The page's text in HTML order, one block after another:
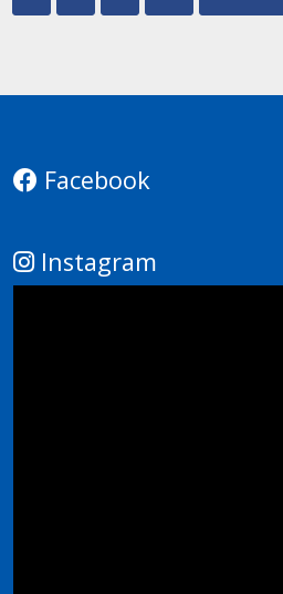
Facebook
Instagram